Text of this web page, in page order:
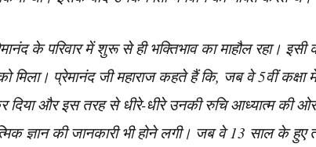
के परिवार में शुरू से ही भक्तिभाव का माहौल रहा।
मिला। प्रेमानंद जी महाराज कहते हैं कि, जब वे 5वीं कक्षा
और इस तरह से धीरे-धीरे उनकी रुचि आध्यात्म की ओर
ज्ञान की जानकारी भी होने लगी। जब वे 13 साल के हुए